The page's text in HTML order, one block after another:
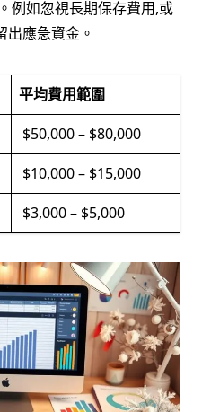
例如忽視長期保存費用,或
應急資金。
平均費用範圍
$50,000 – $80,000
$10,000 – $15,000
$3,000 – $5,000